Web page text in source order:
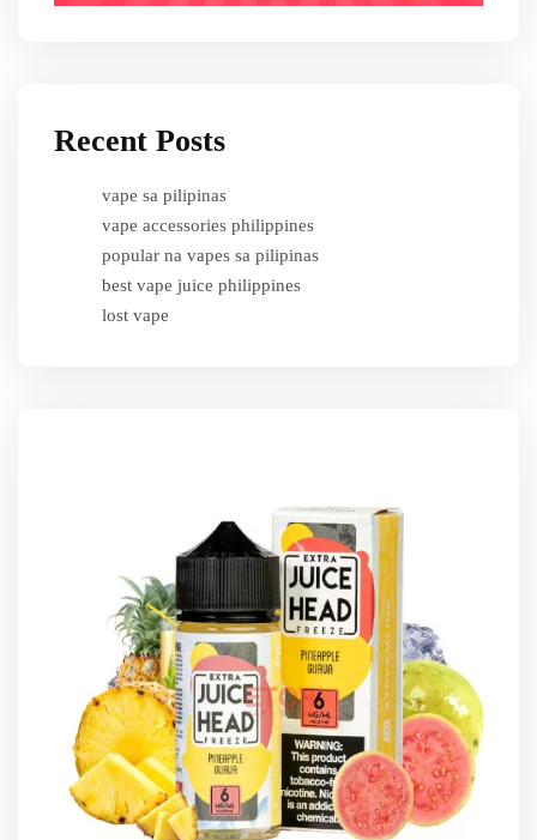
Recent Posts
vape sa pilipinas
vape accessories philippines
popular na vapes sa pilipinas
best vape juice philippines
lost vape